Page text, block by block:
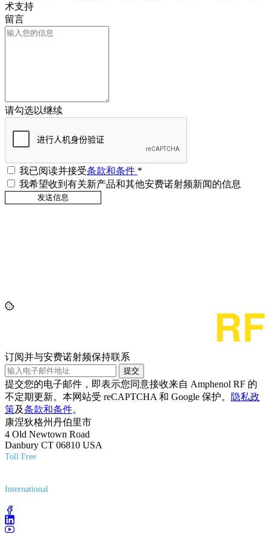
术支持
留言
请勾选以继续
我已阅读并接受条款和条件 *
我希望收到有关新产品和其他安费诺射频新闻的信息
订阅并与安费诺射频保持联系
提交
提交您的电子邮件，即表示您同意接收来自 Amphenol RF 的
不定期更新。本网站受 reCAPTCHA 和 Google 保护。
隐私政
策及条款和条件。
康涅狄格州丹伯里市
4 Old Newtown Road
Danbury CT 06810 USA
Toll Free
International